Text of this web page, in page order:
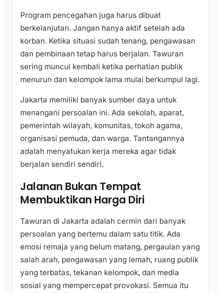
Program pencegahan juga harus dibuat
berkelanjutan. Jangan hanya aktif setelah ada
korban. Ketika situasi sudah tenang, pengawasan
dan pembinaan tetap harus berjalan. Tawuran
sering muncul kembali ketika perhatian publik
menurun dan kelompok lama mulai berkumpul lagi.
Jakarta memiliki banyak sumber daya untuk
menangani persoalan ini. Ada sekolah, aparat,
pemerintah wilayah, komunitas, tokoh agama,
organisasi pemuda, dan warga. Tantangannya
adalah menyatukan kerja mereka agar tidak
berjalan sendiri sendiri.
Jalanan Bukan Tempat
Membuktikan Harga Diri
Tawuran di Jakarta adalah cermin dari banyak
persoalan yang bertemu dalam satu titik. Ada
emosi remaja yang belum matang, pergaulan yang
salah arah, pengawasan yang lemah, ruang publik
yang terbatas, tekanan kelompok, dan media
sosial yang mempercepat provokasi. Semua itu